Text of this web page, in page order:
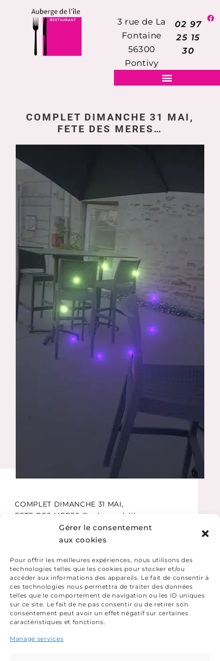
Gérer le consentement
aux cookies
Pour offrir les meilleures expériences, nous utilisons des
technologies telles que les cookies pour stocker et/ou
accéder aux informations des appareils. Le fait de consentir à
ces technologies nous permettra de traiter des données
telles que le comportement de navigation ou les ID uniques
sur ce site. Le fait de ne pas consentir ou de retirer son
consentement peut avoir un effet négatif sur certaines
caractéristiques et fonctions.
Manage services
3 rue de La
Fontaine
56300
Pontivy
02 97
25 15
30
COMPLET DIMANCHE 31 MAI,
FETE DES MERES…
COMPLET DIMANCHE 31 MAI,
FETE DES MERES.@aubergedelile.